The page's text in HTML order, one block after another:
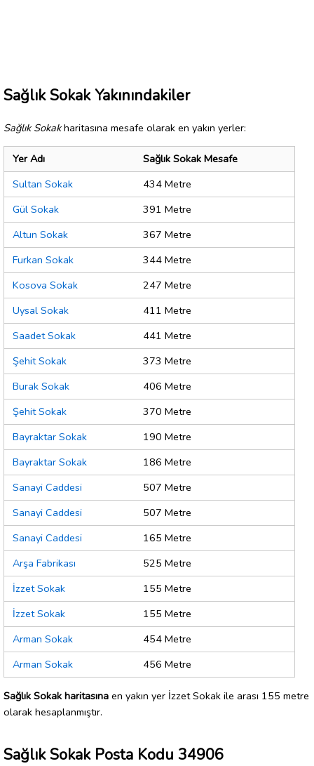
Sağlık Sokak Yakınındakiler
Sağlık Sokakharitasına mesafe olarak en yakın yerler:
Yer Adı
Sağlık Sokak Mesafe
Sultan Sokak
434 Metre
Gül Sokak
391 Metre
Altun Sokak
367 Metre
Furkan Sokak
344 Metre
Kosova Sokak
247 Metre
Uysal Sokak
411 Metre
Saadet Sokak
441 Metre
Şehit Sokak
373 Metre
Burak Sokak
406 Metre
Şehit Sokak
370 Metre
Bayraktar Sokak
190 Metre
Bayraktar Sokak
186 Metre
Sanayi Caddesi
507 Metre
Sanayi Caddesi
507 Metre
Sanayi Caddesi
165 Metre
Arşa Fabrikası
525 Metre
İzzet Sokak
155 Metre
İzzet Sokak
155 Metre
Arman Sokak
454 Metre
Arman Sokak
456 Metre
Sağlık Sokak haritasına en yakın yer İzzet Sokak ile arası 155 metre
olarak hesaplanmıştır.
Sağlık Sokak Posta Kodu 34906